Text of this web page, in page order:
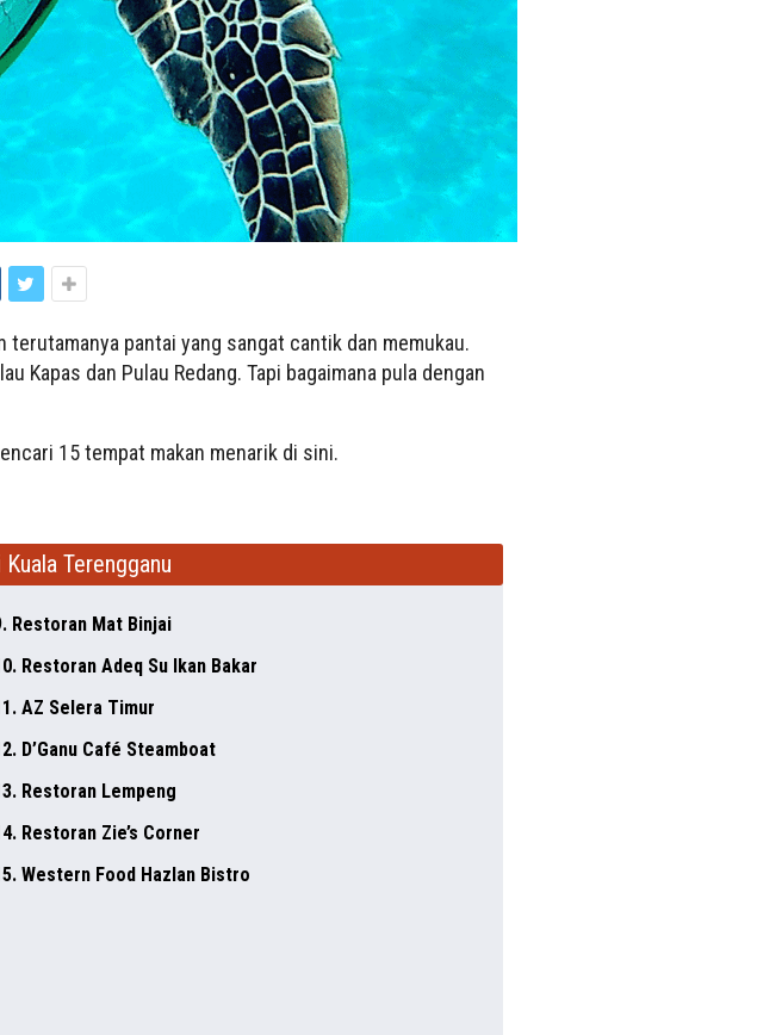
pantai yang sangat cantik dan memukau.
Kapas dan Pulau Redang. Tapi bagaimana pula dengan
15 tempat makan menarik di sini.
Terengganu
Restoran Mat Binjai
Restoran Adeq Su Ikan Bakar
AZ Selera Timur
D’Ganu Café Steamboat
Restoran Lempeng
Restoran Zie’s Corner
Western Food Hazlan Bistro